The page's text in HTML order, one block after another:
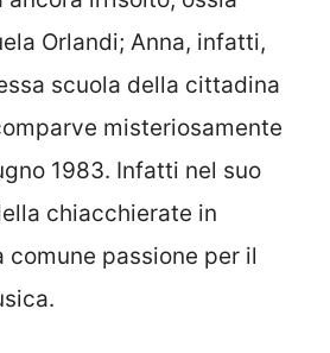
Orlandi; Anna, infatti,
scuola della cittadina
misteriosamente
1983. Infatti nel suo
chiacchierate in
comune passione per il